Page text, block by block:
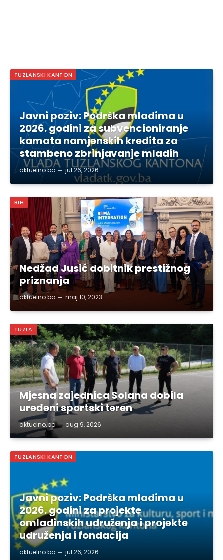
TUZLANSKI KANTON
Javni poziv: Podrška mladima u
2026. godini za subvencioniranje
kamata namjenskih kredita za
stambeno zbrinjavanje mladih
aktuelno.ba jul 26, 2026
BIH
Nedžad Jusić dobitnik prestižnog
priznanja
aktuelno.ba maj 10, 2023
TUZLA
Mjesna zajednica Solana dobila
uređeni sportski teren
aktuelno.ba aug 9, 2026
TUZLANSKI KANTON
Javni poziv: Podrška mladima u
2026. godini za projekte
omladinskih udruženja i projekte
udruženja i fondacija
aktuelno.ba jul 26, 2026